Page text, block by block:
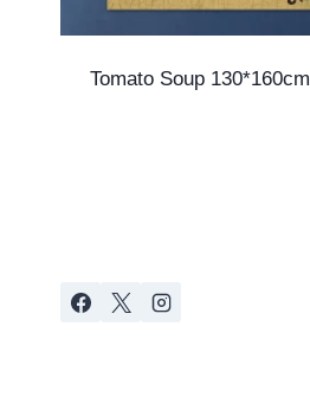
Tomato Soup 130*160cm